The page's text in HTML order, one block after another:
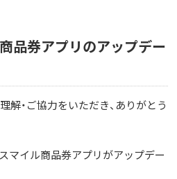
品券アプリのアップデー
解・ご協力をいただき、ありがとう
マイル商品券アプリがアップデー